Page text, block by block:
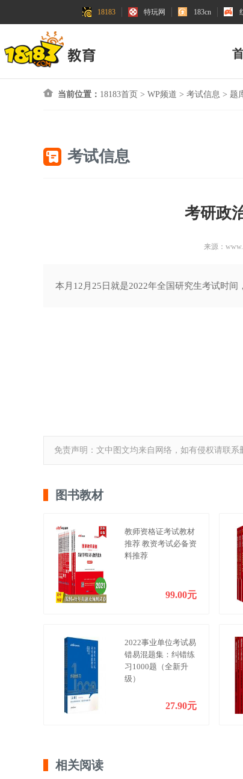
18183 特玩网 183cn
当前位置： 18183首页 > WP频道 > 考试信息 > 题
考试信息
考研政
来源：
本月12月25日就是2022年全国研究生考试时间
免责声明：文中图文均来自网络，如有侵权请联系
图书教材
教师资格证考试教材
推荐 教资考试必备资
料推荐
99.00元
2022事业单位考试易
错易混题集：纠错练
习1000题（全新升
级）
27.90元
相关阅读